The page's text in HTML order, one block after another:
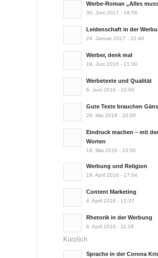
Werbe-Roman „Alles
30. Juni 2017 - 18:56
Leidenschaft in der
24. Januar 2017 - 22:40
Werber, denk mal
19. Juni 2016 - 21:00
Werbetexte und Qualität
6. Juni 2016 - 10:00
Gute Texte brauchen
29. Mai 2016 - 20:00
Eindruck machen – mit
Worten
19. Mai 2016 - 10:00
Werbung und Religion
19. April 2016 - 17:04
Content Marketing
4. April 2016 - 12:37
Rhetorik in der Werbung
4. April 2016 - 11:18
Kürzlich
Sprache in der Corona